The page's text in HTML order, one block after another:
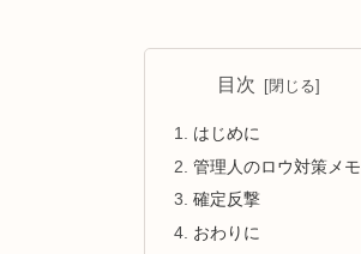
目次
はじめに
管理人のロウ対策メモ
確定反撃
おわりに